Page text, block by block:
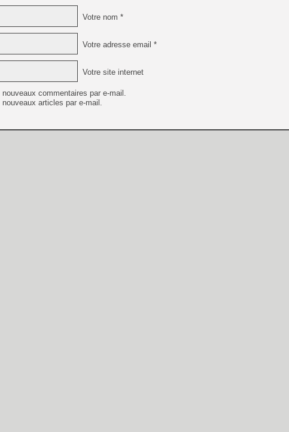
[GK] Palworld Online est
[GK] Wuchang 2 : le
[GK] Test : Big Walk est
[GK] Starsand Island : la
[GK] Dan Houser (GTA)
Votre nom *
Votre adresse email *
Votre site internet
commentaires par e-mail.
articles par e-mail.